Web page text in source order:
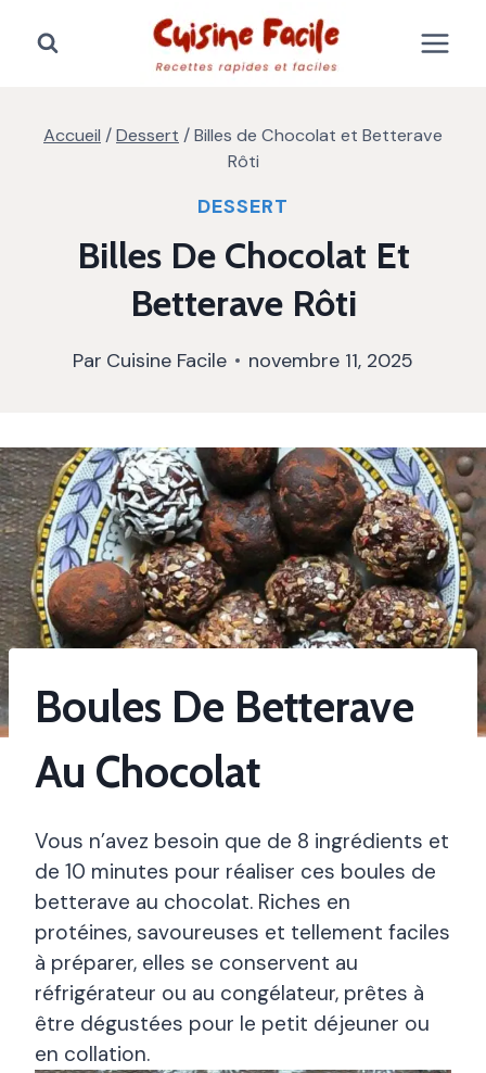
Accueil /Dessert /Billes de Chocolat et Betterave
Rôti
DESSERT
Billes De Chocolat Et
Betterave Rôti
Par Cuisine Facile novembre 11, 2025
Boules De Betterave
Au Chocolat
Vous n’avez besoin que de 8 ingrédients et
de 10 minutes pour réaliser ces boules de
betterave au chocolat. Riches en
protéines, savoureuses et tellement faciles
à préparer, elles se conservent au
réfrigérateur ou au congélateur, prêtes à
être dégustées pour le petit déjeuner ou
en collation.